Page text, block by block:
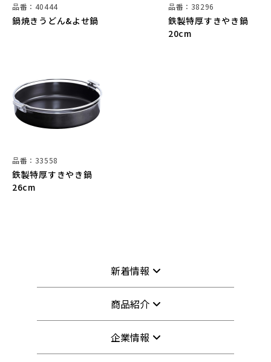
鍋焼きうどん&よせ鍋
品番：40444
鉄製特厚すきやき鍋
20cm
品番：38296
鉄製特厚すきやき鍋
26cm
品番：33558
新着情報
商品紹介
企業情報